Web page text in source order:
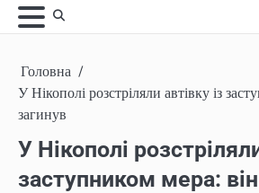
Skip
to
Головна
У Нікополі розстріляли автівку із
загинув
У Нікополі
заступником мера: